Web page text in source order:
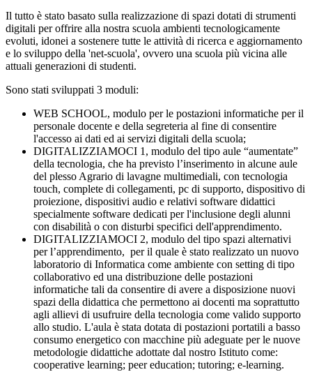
Il tutto è stato basato sulla realizzazione di spazi dotati di strumenti
digitali per offrire alla nostra scuola ambienti tecnologicamente
evoluti, idonei a sostenere tutte le attività di ricerca e aggiornamento
e lo sviluppo della 'net-scuola', ovvero una scuola più vicina alle
attuali generazioni di studenti.
Sono stati sviluppati 3 moduli:
WEB SCHOOL, modulo per le postazioni informatiche per il
personale docente e della segreteria al fine di consentire
l'accesso ai dati ed ai servizi digitali della scuola;
DIGITALIZZIAMOCI 1, modulo del tipo aule “aumentate”
della tecnologia, che ha previsto l’inserimento in alcune aule
del plesso Agrario di lavagne multimediali, con tecnologia
touch, complete di collegamenti, pc di supporto, dispositivo di
proiezione, dispositivi audio e relativi software didattici
specialmente software dedicati per l'inclusione degli alunni
con disabilità o con disturbi specifici dell'apprendimento.
DIGITALIZZIAMOCI 2, modulo del tipo spazi alternativi
per l’apprendimento, per il quale è stato realizzato un nuovo
laboratorio di Informatica come ambiente con setting di tipo
collaborativo ed una distribuzione delle postazioni
informatiche tali da consentire di avere a disposizione nuovi
spazi della didattica che permettono ai docenti ma soprattutto
agli allievi di usufruire della tecnologia come valido supporto
allo studio. L'aula è stata dotata di postazioni portatili a basso
consumo energetico con macchine più adeguate per le nuove
metodologie didattiche adottate dal nostro Istituto come:
cooperative learning; peer education; tutoring; e-learning.